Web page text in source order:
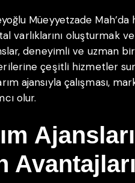
Müeyyetzade
varlıklarını oluşturmak
deneyimli ve uzman
çeşitli hizmetler
ajansıyla çalışması,
olur.